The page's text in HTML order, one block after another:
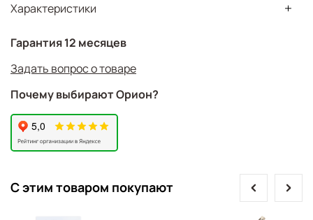
Характеристики
Гарантия 12 месяцев
Задать вопрос о товаре
Почему выбирают Орион?
С этим товаром покупают
prev next